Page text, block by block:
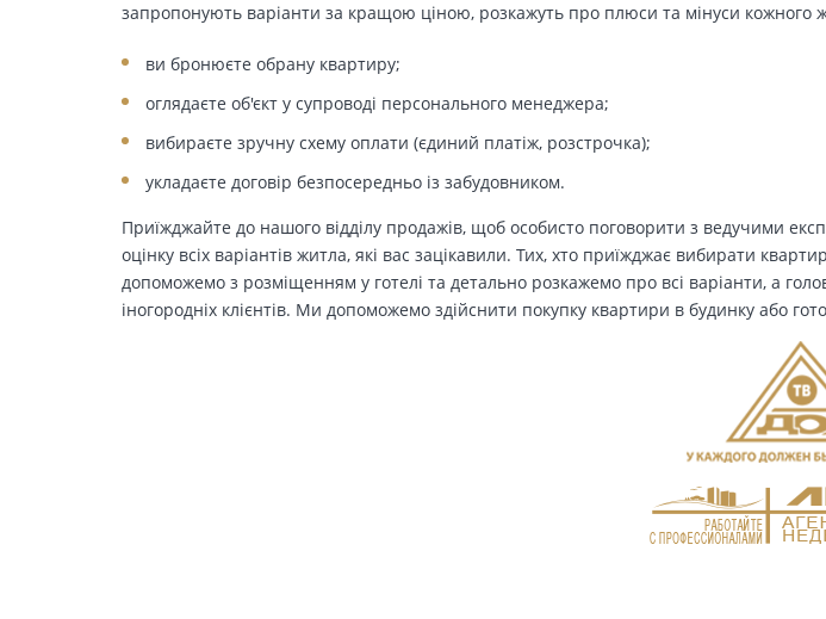
запропонують варіанти за кращою ціною, розкажуть про плюси та мінуси кожного
ви бронюєте обрану квартиру;
оглядаєте об'єкт у супроводі персонального менеджера;
вибираєте зручну схему оплати (єдиний платіж, розстрочка);
укладаєте договір безпосередньо із забудовником.
Приїжджайте до нашого відділу продажів, щоб особисто поговорити з ведучими
оцінку всіх варіантів житла, які вас зацікавили. Тих, хто приїжджає вибирати
допоможемо з розміщенням у готелі та детально розкажемо про всі варіанти, а
іногородніх клієнтів. Ми допоможемо здійснити покупку квартири в будинку або